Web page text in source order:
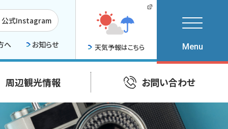
公式Instagram
へ お知らせ 天気予報はこちら
周辺観光情報 お問い合わせ